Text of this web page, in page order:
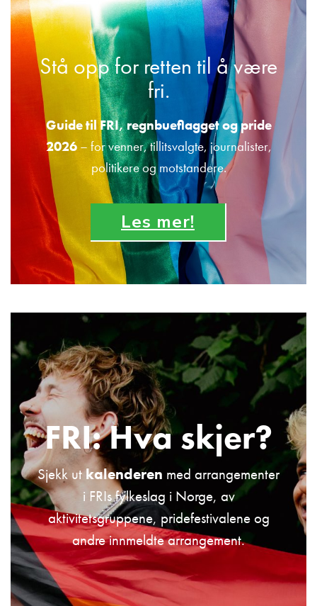
Stå opp for retten til å være
fri.
Guide til FRI, regnbueflagget og pride
2026– for venner, tillitsvalgte, journalister,
politikere og motstandere.
Les mer!
FRI: Hva skjer?
Sjekk utkalenderen med arrangementer
i FRIs fylkeslag i Norge, av
aktivitetsgruppene, pridefestivalene og
andre innmeldte arrangement.